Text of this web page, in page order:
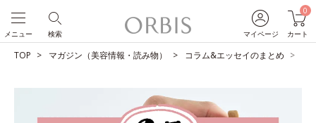
マイページ
0
カート
検索
メニュー
TOP マガジン（美容情報・読み物） コラム&エッセイのまとめ